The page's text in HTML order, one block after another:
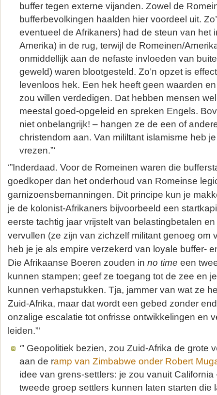
buffer tegen externe vijanden. Zowel de
bufferbevolkingen haalden hier voordeel uit.
eventueel de Afrikaners) had de steun van het
Amerika) in de rug, terwijl de Romeinen/
onmiddellijk aan de nefaste invloeden van
geweld) waren blootgesteld. Zo’n opzet is
levenloos hek. Een hek heeft geen waarden
zou willen verdedigen. Dat hebben mensen
meestal goed-opgeleid en spreken Engels.
niet onbelangrijk! – hangen ze de een of
christendom aan. Van mililtant islamisme heb
vrezen.”‘
‘”Inderdaad. Voor de Romeinen waren die
goedkoper dan het onderhoud van Romeinse
garnizoensbemanningen. Dit principe kun je
je de kolonist-Afrikaners bijvoorbeeld een
eerste tachtig jaar vrijstelt van belastingbetalen
vervullen (ze zijn van zichzelf militant genoeg om
heb je je als empire verzekerd van loyale buffer-
Die Afrikaanse Boeren zouden in no time een
kunnen stampen; geef ze toegang tot de zee en
kunnen verhapstukken. Tja, jammer van wat ze
Zuid-Afrika, maar dat wordt een gebed zonder
onzalige escalatie tot onfrisse ontwikkelingen en
leiden.”‘
‘” Geopolitiek bezien, zou Zuid-Afrika de grote
aan de ramp van Zimbabwe onder Robert
idee van grens-settlers: je zou vanuit California
tweede groep settlers kunnen laten starten die